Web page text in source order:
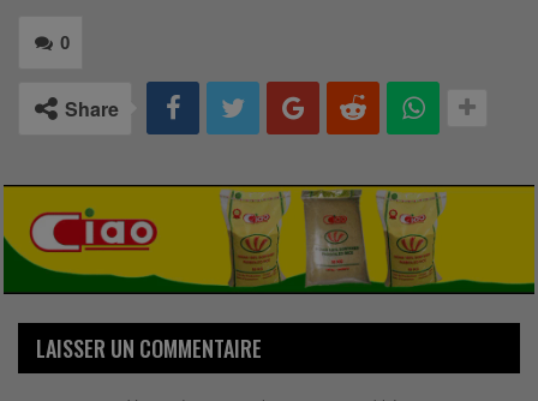
0
Share
LAISSER UN COMMENTAIRE